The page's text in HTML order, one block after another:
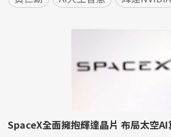
SpaceX全面擁抱輝達晶片 布局太空AI